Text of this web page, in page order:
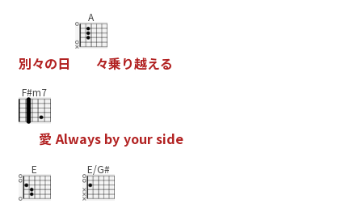
別々の日
A
々乗り越える
F#m7
愛 Always by yourside
E E/G#